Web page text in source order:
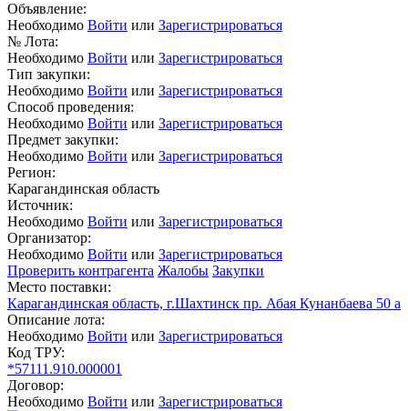
Объявление:
Необходимо Войти или Зарегистрироваться
№ Лота:
Необходимо Войти или Зарегистрироваться
Тип закупки:
Необходимо Войти или Зарегистрироваться
Способ проведения:
Необходимо Войти или Зарегистрироваться
Предмет закупки:
Необходимо Войти или Зарегистрироваться
Регион:
Карагандинская область
Источник:
Необходимо Войти или Зарегистрироваться
Организатор:
Необходимо Войти или Зарегистрироваться
Проверить контрагента Жалобы Закупки
Место поставки:
Карагандинская область, г.Шахтинск пр. Абая Кунанбаева 50 а
Описание лота:
Необходимо Войти или Зарегистрироваться
Код ТРУ:
*57111.910.000001
Договор:
Необходимо Войти или Зарегистрироваться